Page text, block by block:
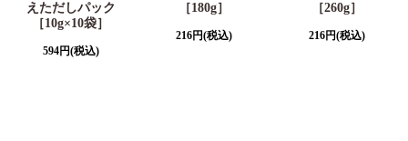
えただしパック
［10g×10袋］
594円(税込)
［180g］
216円(税込)
［260g］
216円(税込)